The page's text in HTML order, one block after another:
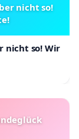
nicht so!
nicht so! Wir